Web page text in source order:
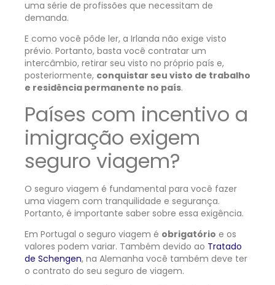
uma série de profissões que necessitam de
demanda.
E como você pôde ler, a Irlanda não exige visto
prévio. Portanto, basta você contratar um
intercâmbio, retirar seu visto no próprio país e,
posteriormente, conquistar seu visto de trabalho
e residência permanente no país.
Países com incentivo a
imigração exigem
seguro viagem?
O seguro viagem é fundamental para você fazer
uma viagem com tranquilidade e segurança.
Portanto, é importante saber sobre essa exigência.
Em Portugal o seguro viagem é obrigatório e os
valores podem variar. Também devido ao Tratado
de Schengen, na Alemanha você também deve ter
o contrato do seu seguro de viagem.